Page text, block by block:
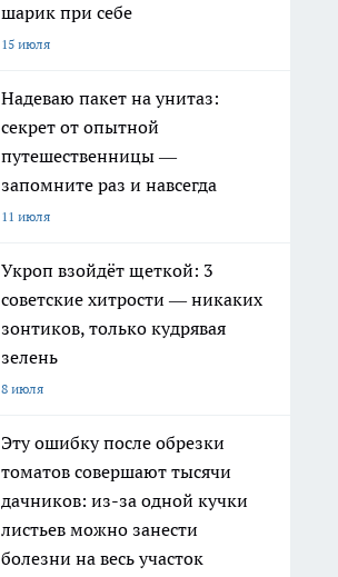
шарик при себе
15 июля
Надеваю пакет на унитаз:
секрет от опытной
путешественницы —
запомните раз и навсегда
11 июля
Укроп взойдёт щеткой: 3
советские хитрости — никаких
зонтиков, только кудрявая
зелень
8 июля
Эту ошибку после обрезки
томатов совершают тысячи
дачников: из-за одной кучки
листьев можно занести
болезни на весь участок